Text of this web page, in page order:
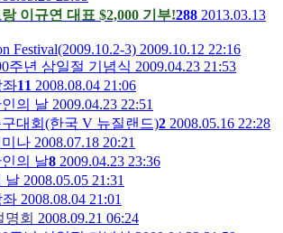
이규연 대표 $2,000 기부!288 2013.03.13
Festival(2009.10.2-3) 2009.10.12 22:16
주년 삼일절 기념식 2009.04.23 21:53
좌11 2008.08.04 21:06
인의 날 2009.04.23 22:51
대회(한국 V 뉴질랜드)2 2008.05.16 22:28
나 2008.07.18 20:21
인의 날8 2009.04.23 23:36
날 2008.05.05 21:31
좌 2008.08.04 21:01
명회 2008.09.21 06:24